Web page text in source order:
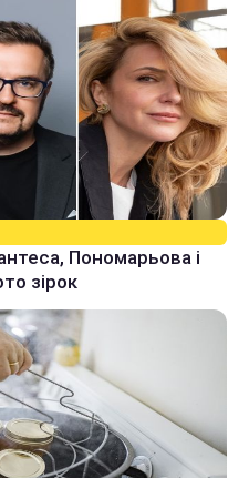
Пономарьова і
зірок